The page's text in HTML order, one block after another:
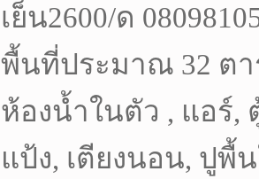
เย็น2600/ด
พื้นที่ประมาณ 32 ตา
ห้องน้ำในตัว , แอร์,
แป้ง, เตียงนอน, ปูพื้